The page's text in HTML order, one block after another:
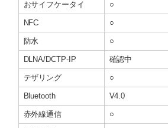
おサイフケータイ ○
NFC ○
防水 ○
DLNA/DCTP-IP 確認中
テザリング ○
Bluetooth V4.0
赤外線通信 ○